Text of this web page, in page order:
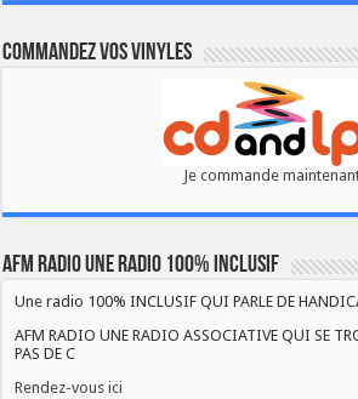
Commandez vos vinyles
Je commande
AFM RADIO UNE RADIO 100% INCLUSIF
Une radio 100% INCLUSIF QUI PARLE DE
AFM RADIO UNE RADIO ASSOCIATIVE QUI SE
PAS DE C
Rendez-vous ici